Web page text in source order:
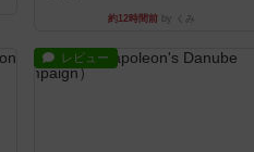
約12時間前 by くみ
レビュー